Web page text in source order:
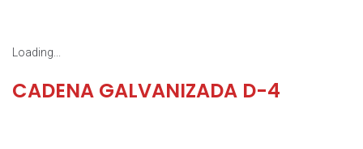
Loading...
CADENA GALVANIZADA D-4